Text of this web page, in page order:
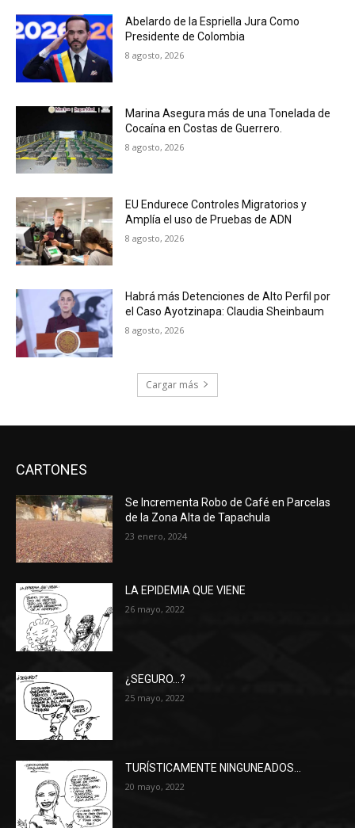
Abelardo de la Espriella Jura Como
Presidente de Colombia
8 agosto, 2026
Marina Asegura más de una Tonelada de
Cocaína en Costas de Guerrero.
8 agosto, 2026
EU Endurece Controles Migratorios y
Amplía el uso de Pruebas de ADN
8 agosto, 2026
Habrá más Detenciones de Alto Perfil por
el Caso Ayotzinapa: Claudia Sheinbaum
8 agosto, 2026
Cargar más
CARTONES
Se Incrementa Robo de Café en Parcelas
de la Zona Alta de Tapachula
23 enero, 2024
LA EPIDEMIA QUE VIENE
26 mayo, 2022
¿SEGURO…?
25 mayo, 2022
TURÍSTICAMENTE NINGUNEADOS…
20 mayo, 2022